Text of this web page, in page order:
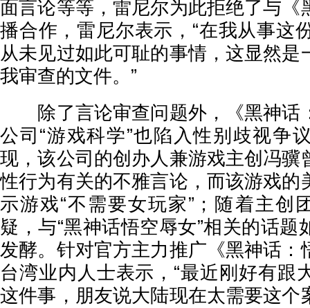
面言论等等，雷尼尔为此拒绝了与《
播合作，雷尼尔表示，“在我从事这
从未见过如此可耻的事情，这显然是
我审查的文件。”
除了言论审查问题外，《黑神话
公司“游戏科学”也陷入性别歧视争
现，该公司的创办人兼游戏主创冯骥
性行为有关的不雅言论，而该游戏的
示游戏“不需要女玩家”；随着主创
疑，与“黑神话悟空辱女”相关的话题
发酵。针对官方主力推广《黑神话：
台湾业内人士表示，“最近刚好有跟
这件事，朋友说大陆现在太需要这个